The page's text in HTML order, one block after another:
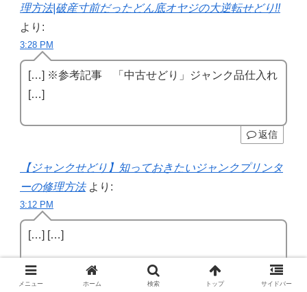
理方法|破産寸前だったどん底オヤジの大逆転せどり!!
より:
3:28 PM
[…] ※参考記事 「中古せどり」ジャンク品仕入れ
[…]
返信
【ジャンクせどり】知っておきたいジャンクプリンタ
ーの修理方法 より:
3:12 PM
[…] […]
返信
メニュー ホーム 検索 トップ サイドバー